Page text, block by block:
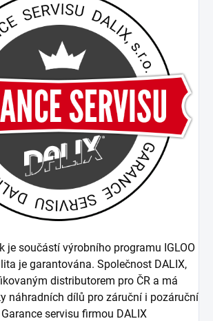
je součástí výrobního programu IGLOO
je garantována. Společnost DALIX,
distributorem pro ČR a má
náhradních dílů pro záruční i pozáruční
servisu firmou DALIX